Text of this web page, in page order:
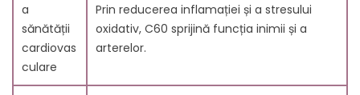
11. Recomandări de utilizare pentru C60
12. Rolul antioxidanților în sănătate și contribuția C60
13. Înțelegerea științei din spatele beneficiilor pentru
sănătate ale Carbonului 60
14. Carbonul 60 pentru reducerea inflamației și a
a
sănătății
cardiovas
culare
Prin reducerea inflamației și a stresului
oxidativ, C60 sprijină funcția inimii și a
arterelor.